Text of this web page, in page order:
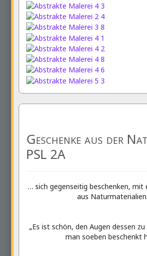
Geschenke aus der
PSL 2A
… sich gegenseitig beschenken, mit
aus Naturmaterialien.
„Es ist schön, den Augen dessen
man soeben beschenkt